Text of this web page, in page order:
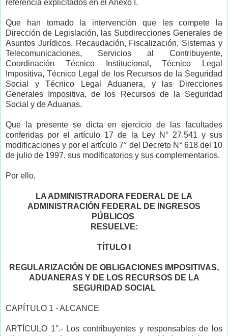
referencia explicitados en el Anexo I.
Que han tomado la intervención que les compete la
Dirección de Legislación, las Subdirecciones Generales de
Asuntos Jurídicos, Recaudación, Fiscalización, Sistemas y
Telecomunicaciones, Servicios al Contribuyente,
Coordinación Técnico Institucional, Técnico Legal
Impositiva, Técnico Legal de los Recursos de la Seguridad
Social y Técnico Legal Aduanera, y las Direcciones
Generales Impositiva, de los Recursos de la Seguridad
Social y de Aduanas.
Que la presente se dicta en ejercicio de las facultades
conferidas por el artículo 17 de la Ley N° 27.541 y sus
modificaciones y por el artículo 7° del Decreto N° 618 del 10
de julio de 1997, sus modificatorios y sus complementarios.
Por ello,
LA ADMINISTRADORA FEDERAL DE LA
ADMINISTRACIÓN FEDERAL DE INGRESOS
PÚBLICOS
RESUELVE:
TÍTULO I
REGULARIZACIÓN DE OBLIGACIONES IMPOSITIVAS,
ADUANERAS Y DE LOS RECURSOS DE LA
SEGURIDAD SOCIAL
CAPÍTULO 1 - ALCANCE
ARTÍCULO 1°.- Los contribuyentes y responsables de los